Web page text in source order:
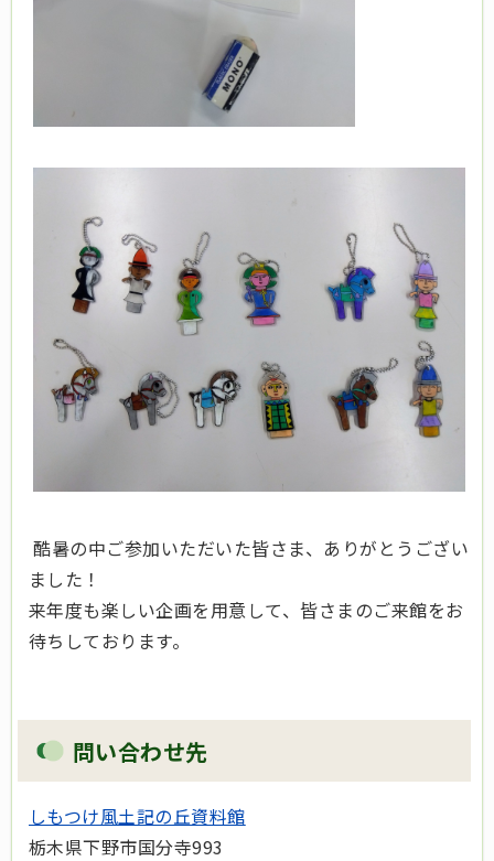
酷暑の中ご参加いただいた皆さま、ありがとうござい
ました！
来年度も楽しい企画を用意して、皆さまのご来館をお
待ちしております。
問い合わせ先
しもつけ風土記の丘資料館
栃木県下野市国分寺993